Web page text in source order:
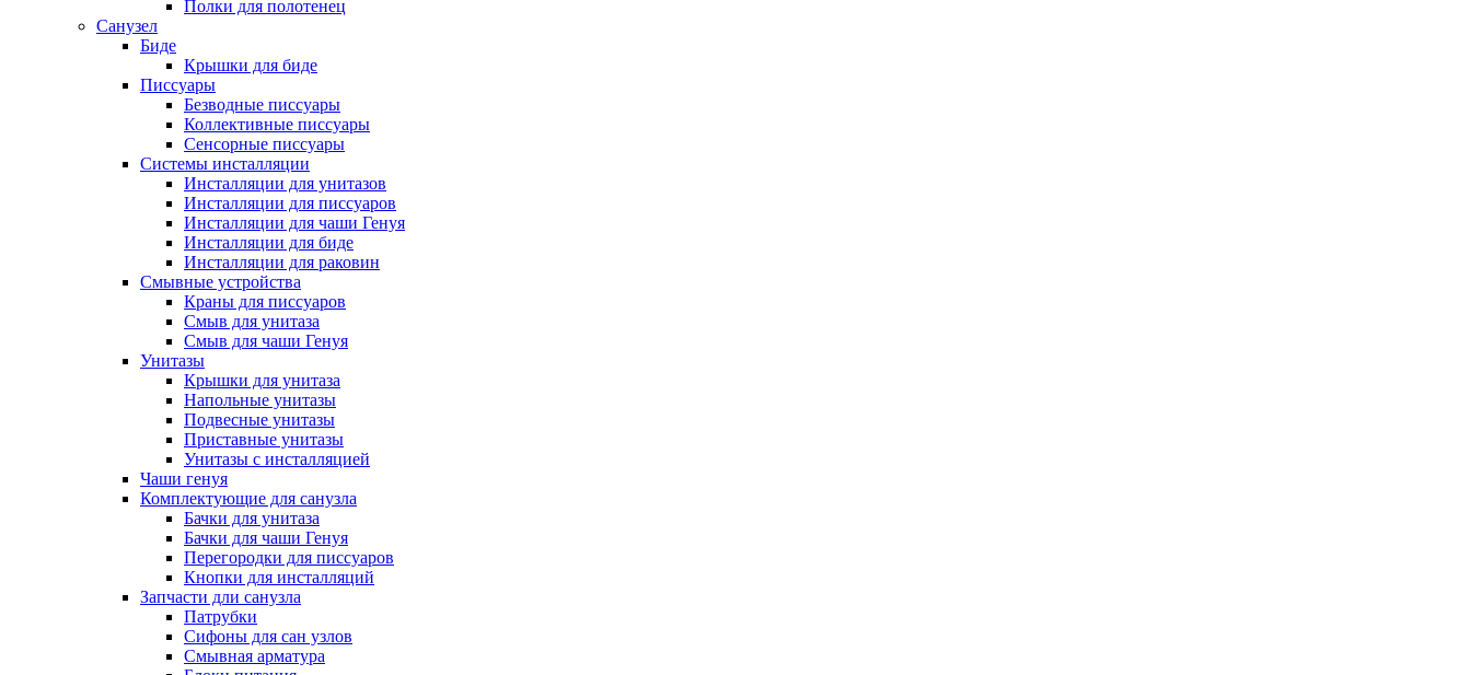
Полки для полотенец
Санузел
Биде
Крышки для биде
Писсуары
Безводные писсуары
Коллективные писсуары
Сенсорные писсуары
Системы инсталляции
Инсталляции для унитазов
Инсталляции для писсуаров
Инсталляции для чаши Генуя
Инсталляции для биде
Инсталляции для раковин
Смывные устройства
Краны для писсуаров
Смыв для унитаза
Смыв для чаши Генуя
Унитазы
Крышки для унитаза
Напольные унитазы
Подвесные унитазы
Приставные унитазы
Унитазы с инсталляцией
Чаши генуя
Комплектующие для санузла
Бачки для унитаза
Бачки для чаши Генуя
Перегородки для писсуаров
Кнопки для инсталляций
Запчасти дли санузла
Патрубки
Сифоны для сан узлов
Смывная арматура